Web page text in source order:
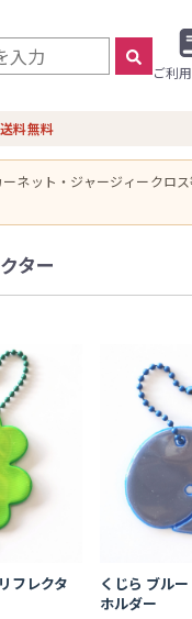
ご利
送料無料
ネット・ジャージィークロ
ター
フレクタ
くじら ブル
ホルダー